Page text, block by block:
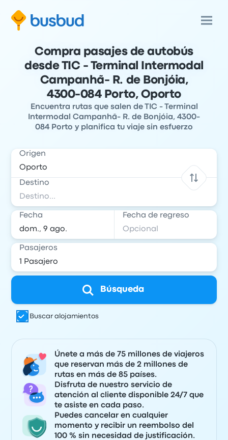
Compra pasajes de autobús
desde TIC - Terminal Intermodal
Campanhã- R. de Bonjóia,
4300-084 Porto, Oporto
Encuentra rutas que salen de TIC - Terminal
Intermodal Campanhã- R. de Bonjóia, 4300-
084 Porto y planifica tu viaje sin esfuerzo
Origen
Destino
Fecha Fecha de regreso
Pasajeros
Búsqueda
Buscar alojamientos
Únete a más de 75 millones de viajeros
que reservan más de 2 millones de
rutas en más de 85 países.
Disfruta de nuestro servicio de
atención al cliente disponible 24/7 que
te asiste en cada paso.
Puedes cancelar en cualquier
momento y recibir un reembolso del
100 % sin necesidad de justificación.